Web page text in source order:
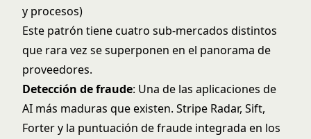
y procesos)
Este patrón tiene cuatro sub-mercados distintos
que rara vez se superponen en el panorama de
proveedores.
Detección de fraude: Una de las aplicaciones de
AI más maduras que existen. Stripe Radar, Sift,
Forter y la puntuación de fraude integrada en los